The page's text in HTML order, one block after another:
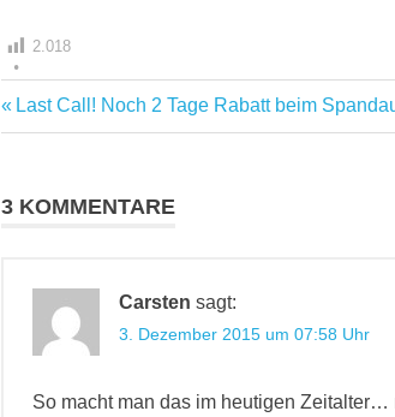
2.018
Beitragsnavigation
Vorheriger
Beitrag:
Last Call! Noch 2 Tage Rabatt beim
3 KOMMENTARE
Carsten sagt:
3. Dezember 2015 um 07:58 Uhr
So macht man das im heutigen